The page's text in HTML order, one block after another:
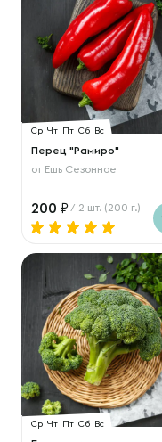
Ср Чт Пт Сб Вс
Перец "Рамиро"
от Ешь Сезонное
200 / 2 шт. (200 г.)
Ср Чт Пт Сб Вс